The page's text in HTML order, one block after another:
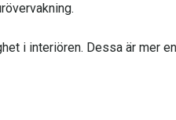
i interiören. Dessa är mer